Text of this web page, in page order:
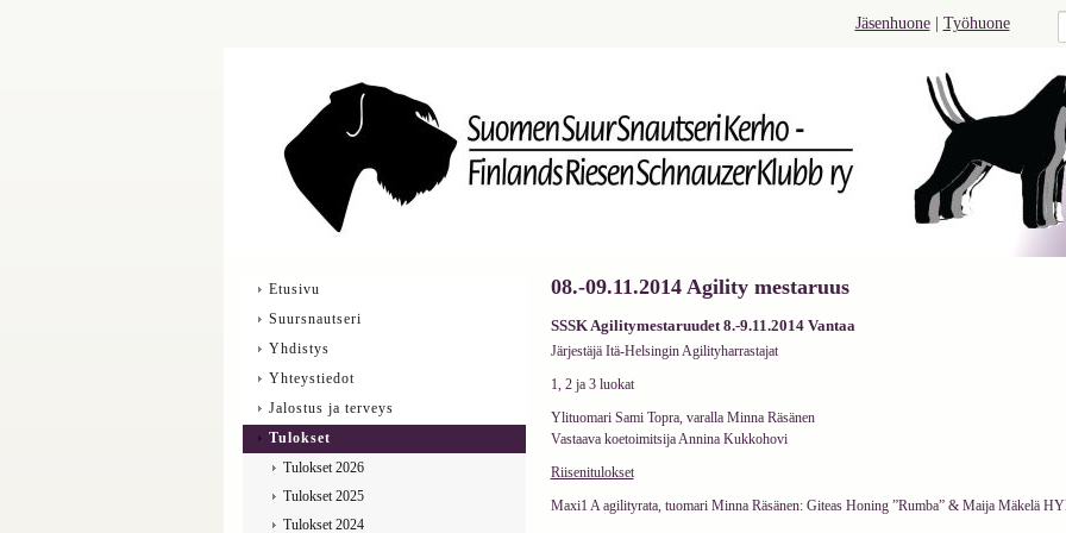
Jäsenhuone Työhuone
08.-09.11.2014 Agility mestaruus
SSSK Agilitymestaruudet 8.-9.11.2014 Vantaa
Järjestäjä Itä-Helsingin Agilityharrastajat
1, 2 ja 3 luokat
Ylituomari Sami Topra, varalla Minna Räsänen
Vastaava koetoimitsija Annina Kukkohovi
Riisenitulokset
Maxi1 A agilityrata, tuomari Minna Räsänen: Giteas Honing ”Rumba” & Maija Mäkelä
Etusivu
Suursnautseri
Yhdistys
Yhteystiedot
Jalostus ja terveys
Tulokset
Tulokset 2026
Tulokset 2025
Tulokset 2024